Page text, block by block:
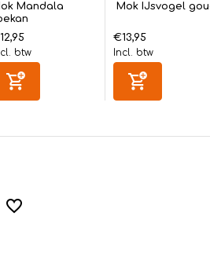
Mandala
btw
Mok IJsvogel
€13,95
Incl. btw